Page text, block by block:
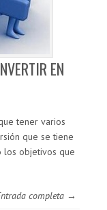
EN
tener varios
que se tiene
los objetivos que
completa →